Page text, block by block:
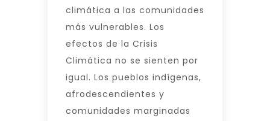
climática a las comunidades
más vulnerables. Los
efectos de la Crisis
Climática no se sienten por
igual. Los pueblos indígenas,
afrodescendientes y
comunidades marginadas